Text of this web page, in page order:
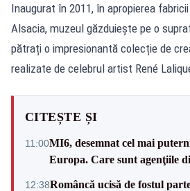
Inaugurat în 2011, în apropierea
Alsacia, muzeul găzduiește pe o
pătrați o impresionantă colecție de
realizate de celebrul artist René
CITEȘTE ȘI
11:00MI6, desemnat cel mai
Europa. Care sunt agenţiile
12:38Româncă ucisă de fostul